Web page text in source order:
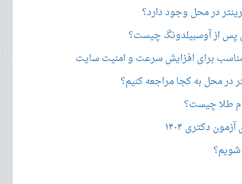
در محل وجود دارد؟
پس از آوسبیلدونگ چیست؟
برای افزایش سرعت و امنیت سایت
در محل به کجا مراجعه کنیم؟
طلا چیست؟
دکتری ۱۴۰۴